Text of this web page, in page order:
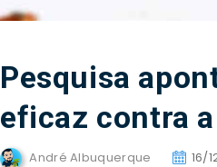
Pesquisa
eficaz contra
André Albuquerque 16/